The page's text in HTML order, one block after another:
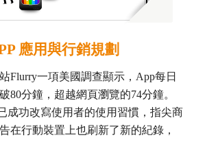
應用與行銷規劃
Flurry一項美國調查顯示，App每日
80分鐘，超越網頁瀏覽的74分鐘。
成功改寫使用者的使用習慣，指尖商
在行動裝置上也刷新了新的紀錄，